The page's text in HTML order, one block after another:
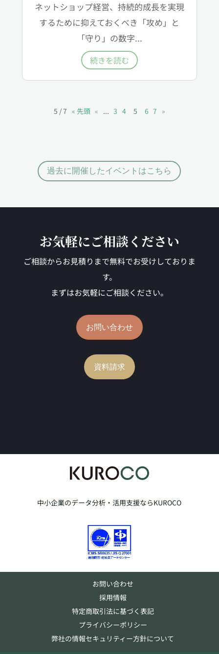
ネットショップ経営、持続的成長を実現
するために抑えておくべき「攻め」と
「守り」の数字...
続きを読む
5 / 7 « 先頭 « ... 3 4 5 6 7 »
過去に開催したイベントはこちら
お気軽にご相談ください
ご相談からお見積りまで無料でお受けしておりま
す。
まずはお気軽にご相談ください。
お問い合わせ
資料請求
中小企業のデータ分析・活用支援ならKUROCO
お問い合わせ
採用情報
特定商取引法に基づく表記
プライバシーポリシー
弊社の情報セキュリティー方針について